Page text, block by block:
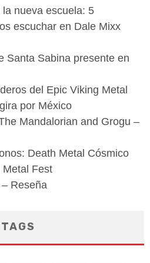
nueva escuela: 5
escuchar en Dale Mixx
Santa Sabina presente en
del Epic Viking Metal
por México
Mandalorian and Grogu –
Death Metal Cósmico
Metal Fest
Reseña
TAGS